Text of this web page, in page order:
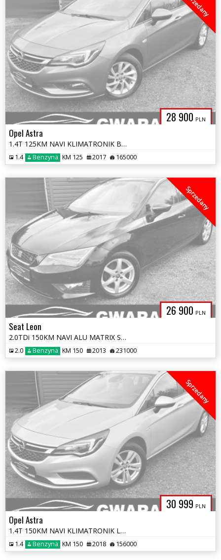
28 900 PLN
Opel Astra
1.4T 125KM NAVI KLIMATRONIK BLIS KAMERA 4xGrz.Fotele+Kierownica OPŁATY
1.4 Benzyna KM 125 2017 165000
26 900 PLN
Sprzedany
Seat Leon
2.0TDi 150KM NAVI ALU MATRIX SKÓRY 2xPDC LED Grz.Fotele Opłaty GW
2.0 Benzyna KM 150 2013 231000
30 999 PLN
Sprzedany
Opel Astra
1.4T 150KM NAVI KLIMATRONIK LED ALU 2xPDC Grz.Fotele+Kierownica Radar
1.4 Benzyna KM 150 2018 156000